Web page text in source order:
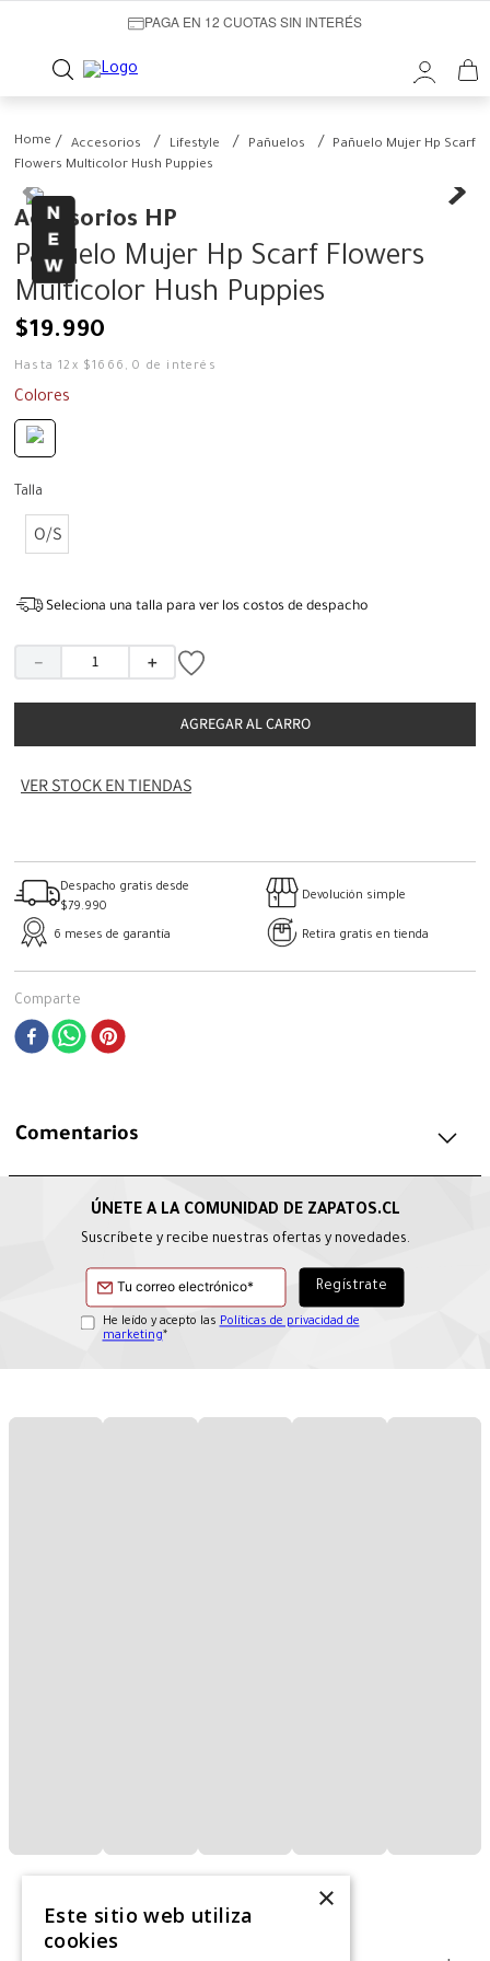
PAGA EN 12 CUOTAS SIN INTERÉS
Accesorios Lifestyle Pañuelos
Pañuelo Mujer Hp Scarf
Flowers Multicolor Hush Puppies
Accesorios HP
Pañuelo Mujer Hp Scarf Flowers
Multicolor Hush Puppies
$19.990
Hasta12 x $1666 ,0 de interés
Colores
Talla
O/S
Seleciona una talla para ver los costos de despacho
＋
－
AGREGAR AL CARRO
VER STOCK EN TIENDAS
Despacho gratis desde
$79.990
Devolución simple
6 meses de garantía Retira gratis en tienda
Comparte
Comentarios
Suscríbete y recibe nuestras ofertas y novedades.
He leído y acepto las Políticas de privacidad de
marketing*
×
Este sitio web utiliza
cookies